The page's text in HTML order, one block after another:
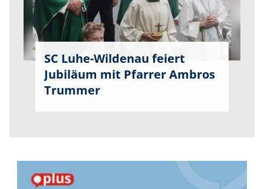
SC Luhe-Wildenau feiert
Jubiläum mit Pfarrer Ambros
Trummer